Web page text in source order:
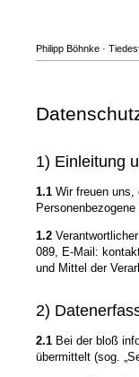
Philipp Böhnke ·
1) Einleitung
1.1 Wir freuen uns,
1.2
089, E-Mail:
und Mittel der
2)
2.1 Bei der bloß
übermittelt (sog.